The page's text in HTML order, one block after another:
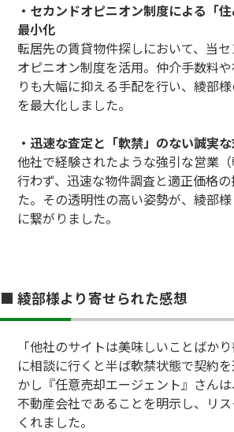
・セカンドオピニオン制度による「
最小化
転居先の賃貸物件探しにおいて、当
オピニオン制度を活用。仲介手数料
りも大幅に抑える手配を行い、綾部
を最大化しました。
・迅速な査定と「軟禁」のない誠実
他社で経験されたような強引な営業
行わず、迅速な物件調査と適正価格
た。その透明性の高い姿勢が、綾部
に繋がりました。
■ 綾部様より寄せられた感想
「他社のサイトは美味しいことばか
に相談に行くと半ば軟禁状態で契約
かし『任意売却エージェント』さん
不動産会社であることを明示し、リ
くれました。